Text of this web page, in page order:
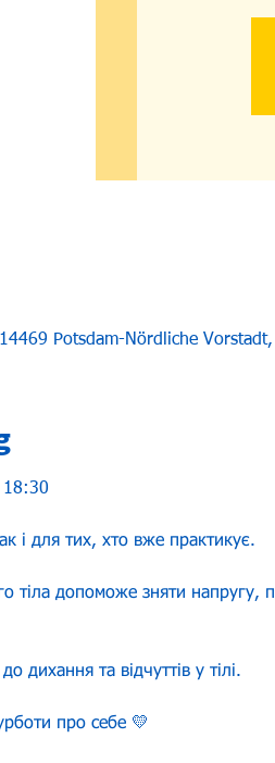
Potsdam-Nördliche
18:30
і для тих, хто вже практикує.
тіла допоможе зняти напругу,
дихання та відчуттів у тілі.
про себе 💛